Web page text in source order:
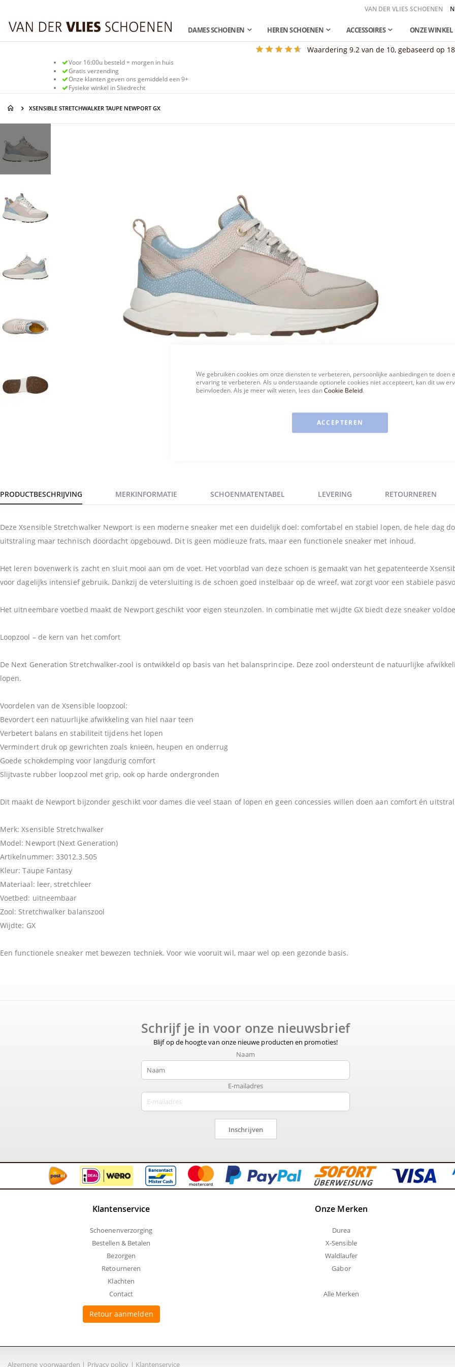
We gebruiken cookies om onze diensten te verbeteren, persoonlijke aanbiedingen te doen
ervaring te verbeteren. Als u onderstaande optionele cookies niet accepteert, kan dit uw
beïnvloeden. Als je meer wilt weten, lees danCookie Beleid.
ACCEPTEREN
de
inhoud
VAN DER VLIES SCHOENEN
DAMES SCHOENEN HEREN SCHOENEN ACCESSOIRES ONZE WINKEL
Waardering9.2 van de 10, gebaseerd op
Voor 16:00u besteld = morgen in huis
Gratis verzending
Onze klanten geven ons gemiddeld een 9+
Fysieke winkel in Sliedrecht
XSENSIBLE STRETCHWALKER TAUPE NEWPORT GX
het
einde
van
afbeeldingen-
het
begin
van
afbeeldingen-
PRODUCTBESCHRIJVING
Deze Xsensible Stretchwalker Newport is een moderne sneaker met een duidelijk doel: comfortabel en stabiel lopen, de hele dag
uitstraling maar technisch doordacht opgebouwd. Dit is geen modieuze frats, maar een functionele sneaker met inhoud.
Het leren bovenwerk is zacht en sluit mooi aan om de voet. Het voorblad van deze schoen is gemaakt van het gepatenteerde
voor dagelijks intensief gebruik. Dankzij de vetersluiting is de schoen goed instelbaar op de wreef, wat zorgt voor een stabiele
Het uitneembare voetbed maakt de Newport geschikt voor eigen steunzolen. In combinatie met wijdte GX biedt deze sneaker
Loopzool – de kern van het comfort
De Next Generation Stretchwalker-zool is ontwikkeld op basis van het balansprincipe. Deze zool ondersteunt de natuurlijke
lopen.
Voordelen van de Xsensible loopzool:
Bevordert een natuurlijke afwikkeling van hiel naar teen
Verbetert balans en stabiliteit tijdens het lopen
Vermindert druk op gewrichten zoals knieën, heupen en onderrug
Goede schokdemping voor langdurig comfort
Slijtvaste rubber loopzool met grip, ook op harde ondergronden
Dit maakt de Newport bijzonder geschikt voor dames die veel staan of lopen en geen concessies willen doen aan comfort én
Merk: Xsensible Stretchwalker
Model: Newport (Next Generation)
Artikelnummer: 33012.3.505
Kleur: Taupe Fantasy
Materiaal: leer, stretchleer
Voetbed: uitneembaar
Zool: Stretchwalker balanszool
Wijdte: GX
Een functionele sneaker met bewezen techniek. Voor wie vooruit wil, maar wel op een gezonde basis.
MERKINFORMATIE SCHOENMATENTABEL LEVERING RETOURNEREN
Schrijf je in voor onze nieuwsbrief
Blijf op de hoogte van onze nieuwe producten en promoties!
Naam
E-mailadres
Inschrijven
Klantenservice
Schoenenverzorging
Bestellen & Betalen
Bezorgen
Retourneren
Klachten
Contact
Retour aanmelden
Onze Merken
Durea
X-Sensible
Waldlaufer
Gabor
Alle Merken
Algemene voorwaarden | Privacy policy | Klantenservice